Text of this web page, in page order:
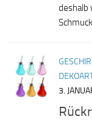
deshalb
3.